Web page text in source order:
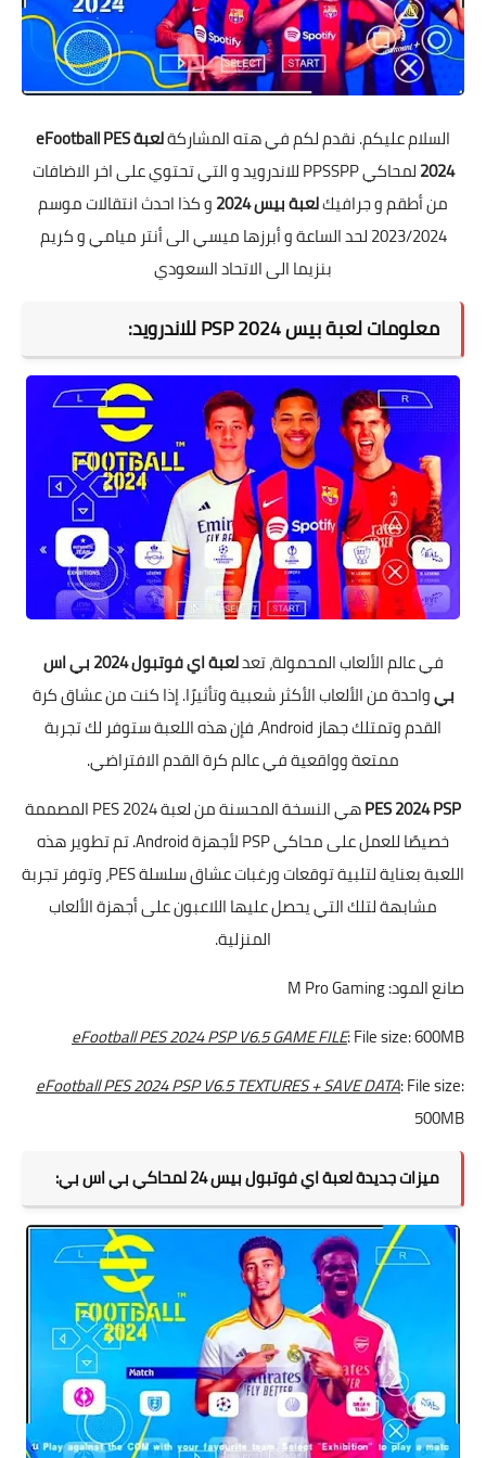
السلام عليكم. نقدم لكم في هته المشاركة
لعبة eFootball PES
2024
لمحاكي PPSSPP للاندرويد و التي تحتوي على اخر الاضافات
من أطقم و جرافيكلعبة بيس 2024
و كذا احدث انتقالات موسم
2023/2024 لحد الساعة و أبرزها ميسي الى أنتر ميامي و كريم
بنزيما الى الاتحاد السعودي
معلومات لعبة بيس 2024 PSP للاندرويد:
في عالم الألعاب المحمولة، تعد
لعبة اي فوتبول 2024 بي اس
بيواحدة من الألعاب الأكثر شعبية وتأثيرًا. إذا كنت من عشاق كرة
القدم وتمتلك جهاز Android، فإن هذه اللعبة ستوفر لك تجربة
ممتعة وواقعية في عالم كرة القدم الافتراضي.
PES 2024 PSP
هي النسخة المحسنة من لعبة PES 2024 المصممة
خصيصًا للعمل على محاكي PSP لأجهزة Android. تم تطوير هذه
اللعبة بعناية لتلبية توقعات ورغبات عشاق سلسلة PES، وتوفر تجربة
مشابهة لتلك التي يحصل عليها اللاعبون على أجهزة الألعاب
المنزلية.
صانع المود: M Pro Gaming
eFootball PES 2024 PSP V6.5 GAME FILE: File size: 600MB
eFootball PES 2024 PSP V6.5 TEXTURES + SAVE DATA: File size:
500MB
ميزات جديدة لعبة اي فوتبول بيس 24 لمحاكي بي اس بي: